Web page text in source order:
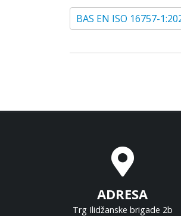
BAS EN ISO 16757-
ADRESA
Trg Ilidžanske brigade 2b